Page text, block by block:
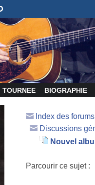
TOURNEE BIOGRAPHIE
Index des
Discussions
Nouvel
Parcourir ce sujet